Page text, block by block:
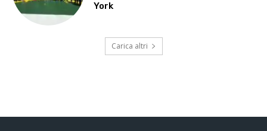
York
Carica altri